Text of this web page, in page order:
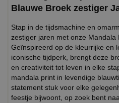
Blauwe Broek zestiger
Stap in de tijdsmachine en
zestiger jaren met onze Mandala
Geïnspireerd op de kleurrijke en
iconische tijdperk, brengt deze
en creativiteit tot leven in elke
mandala print in levendige
statement stuk voor elke
feestje bijwoont, op zoek bent